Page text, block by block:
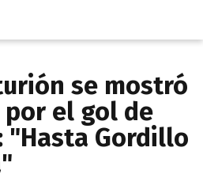
se mostró
el gol de
"Hasta Gordillo